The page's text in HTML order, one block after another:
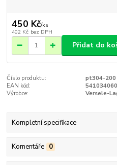
450 Kč/ks
402 Kč bez DPH
Přidat do
Číslo produktu:
pt304-200
EAN kód:
Výrobce:
Versele-
Kompletní specifikace
Komentáře 0